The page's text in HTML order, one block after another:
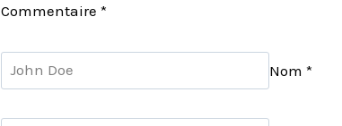
Commentaire *
Nom *